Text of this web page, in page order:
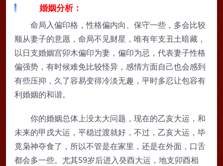
婚姻分析：
命局入偏印格，性格偏内向、保守一些，多会比较
顺从妻子的意愿，命局不见财星，唯有年支丑土暗藏，
以日支婚姻宫卯木偏印为妻，偏印为忌，代表妻子性格
偏强势，有时候难免比较怪异，感情方面自己也会感到
有些压抑，久了容易变得冷淡无趣，平时多忍让包容有
利婚姻的和谐。
你的婚姻总体上没太大问题，现在的乙亥大运，和
未来的甲戌大运，平稳过渡就好，不过，乙亥大运，毕
竟枭神夺食了，所以不管是在家里，还是在外面，口舌
都会多一些。尤其59岁后进入癸酉大运，地支卯酉相